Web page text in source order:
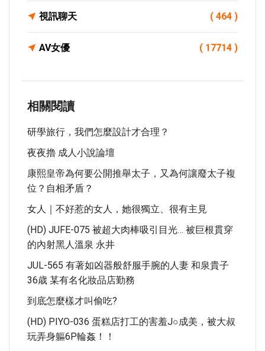
視訊聊天 ( 464 )
AV女優 ( 17714 )
相關閱讀
研學旅行，我們怎麼設計才合理？
夜夜擼 成人小說論壇
康熙皇帝為何要公開推舉太子，又為何讓廢太子複
位？自相矛盾？
女人｜不好惹的女人，她很獨立、很有主見
(HD) JUFE-075 被超大肉棒吸引目光… 被巨根貫穿
的內射黑人溫泉 永井
JUL-565 有著如凶器般舒服手腕的人妻 和泉貴子
36歳 某有名化妝品店勤務
到底怎麼樣才叫偷吃?
(HD) PIYO-036 蛋糕店打工的害羞J○成美，被大叔
玩弄身軀6P輪姦！！